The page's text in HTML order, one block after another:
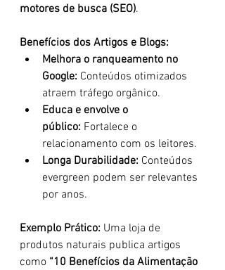
motores de busca (SEO).
Benefícios dos Artigos e Blogs:
Melhora o ranqueamento no
Google: Conteúdos otimizados
atraem tráfego orgânico.
Educa e envolve o
público: Fortalece o
relacionamento com os leitores.
Longa Durabilidade: Conteúdos
evergreen podem ser relevantes
por anos.
Exemplo Prático: Uma loja de
produtos naturais publica artigos
como “10 Benefícios da Alimentação